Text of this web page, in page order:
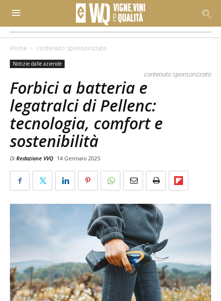
Home contenuto sponsorizzato
Notizie dalle aziende
contenuto sponsorizzato
Forbici a batteria e
legatralci di Pellenc:
tecnologia, comfort e
sostenibilità
Di Redazione VVQ 14 Gennaio 2025